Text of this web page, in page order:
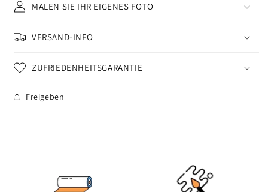
MALEN SIE IHR EIGENES FOTO
VERSAND-INFO
ZUFRIEDENHEITSGARANTIE
Freigeben